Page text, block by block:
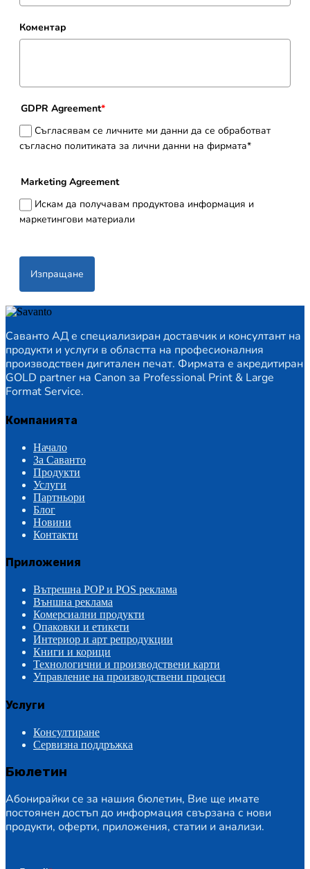
Коментар
GDPR Agreement*
Съгласявам се личните ми данни да се обработват
съгласно политиката за лични данни на фирмата*
Marketing Agreement
Искам да получавам продуктова информация и
маркетингови материали
Изпращане
Саванто АД е специализиран доставчик и консултант на
продукти и услуги в областта на професионалния
производствен дигитален печат. Фирмата е акредитиран
GOLD partner на Canon за Professional Print & Large
Format Service.
Компанията
Начало
За Саванто
Продукти
Услуги
Партньори
Блог
Новини
Контакти
Приложения
Вътрешна POP и POS реклама
Външна реклама
Комерсиални продукти
Опаковки и етикети
Интериор и арт репродукции
Книги и корици
Технологични и производствени карти
Управление на производствени процеси
Услуги
Консултиране
Сервизна поддръжка
Бюлетин
Абонирайки се за нашия бюлетин, Вие ще имате
постоянен достъп до информация свързана с нови
продукти, оферти, приложения, статии и анализи.